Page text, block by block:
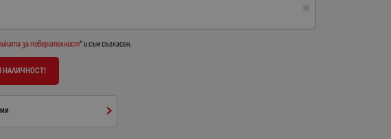
за поверителност“ и съм съгласен.
НАЛИЧНОСТ!